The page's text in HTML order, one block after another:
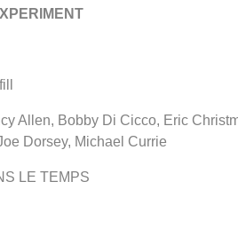
Allen, Bobby Di Cicco, Eric
Dorsey, Michael Currie
LE TEMPS